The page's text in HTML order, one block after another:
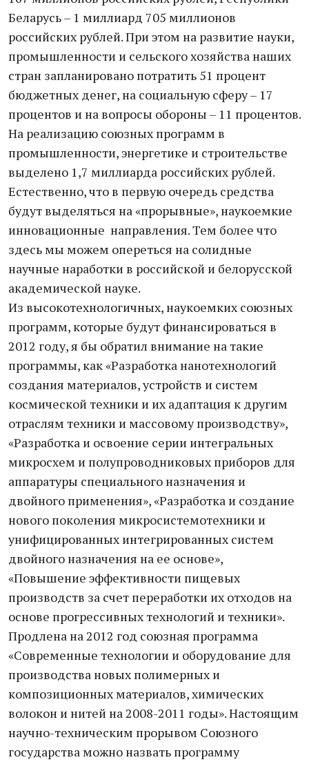
Беларусь – 1 миллиард 705 миллионов
российских рублей. При этом на развитие науки,
промышленности и сельского хозяйства наших
стран запланировано потратить 51 процент
бюджетных денег, на социальную сферу – 17
процентов и на вопросы обороны – 11 процентов.
На реализацию союзных программ в
промышленности, энергетике и строительстве
выделено 1,7 миллиарда российских рублей.
Естественно, что в первую очередь средства
будут выделяться на «прорывные», наукоемкие
инновационные направления. Тем более что
здесь мы можем опереться на солидные
научные наработки в российской и белорусской
академической науке.
Из высокотехнологичных, наукоемких союзных
программ, которые будут финансироваться в
2012 году, я бы обратил внимание на такие
программы, как «Разработка нанотехнологий
создания материалов, устройств и систем
космической техники и их адаптация к другим
отраслям техники и массовому производству»,
«Разработка и освоение серии интегральных
микросхем и полупроводниковых приборов для
аппаратуры специального назначения и
двойного применения», «Разработка и создание
нового поколения микросистемотехники и
унифицированных интегрированных систем
двойного назначения на ее основе»,
«Повышение эффективности пищевых
производств за счет переработки их отходов на
основе прогрессивных технологий и техники».
Продлена на 2012 год союзная программа
«Современные технологии и оборудование для
производства новых полимерных и
композиционных материалов, химических
волокон и нитей на 2008-2011 годы». Настоящим
научно-техническим прорывом Союзного
государства можно назвать программу